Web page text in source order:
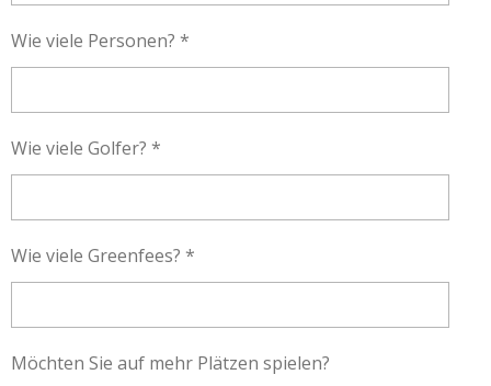
Wie viele Personen? *
Wie viele Golfer? *
Wie viele Greenfees? *
Möchten Sie auf mehr Plätzen spielen?